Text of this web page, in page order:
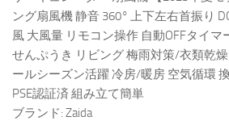
ング扇風機 静音 360° 上下左右首振り
風 大風量 リモコン操作 自動OFFタイマ
せんぷうき リビング 梅雨対策/衣類乾
ールシーズン活躍 冷房/暖房 空気循環
PSE認証済 組み立て簡単
ブランド: Zaida